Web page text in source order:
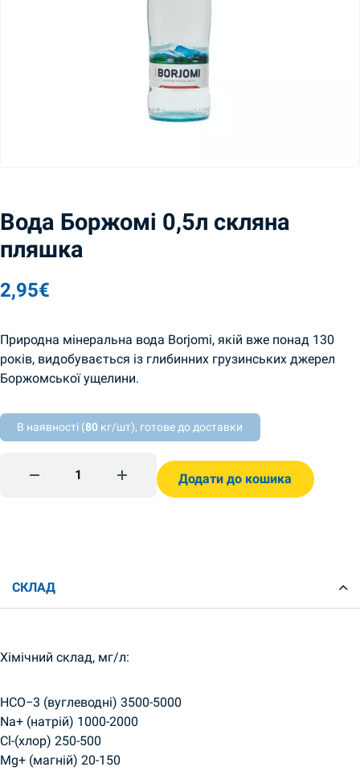
Вода Боржомі 0,5л скляна
пляшка
2,95€
Природна мінеральна вода Borjomi, якій вже понад 130
років, видобувається із глибинних грузинських джерел
Боржомської ущелини.
В наявності (80 кг/шт), готове до доставки
Вода Боржомі 0,5л скляна пляшка quantity
Додати до кошика
СКЛАД
Хімічний склад, мг/л:
HCO−3 (вуглеводні) 3500-5000
Na+ (натрій) 1000-2000
Cl-(хлор) 250-500
Mg+ (магній) 20-150